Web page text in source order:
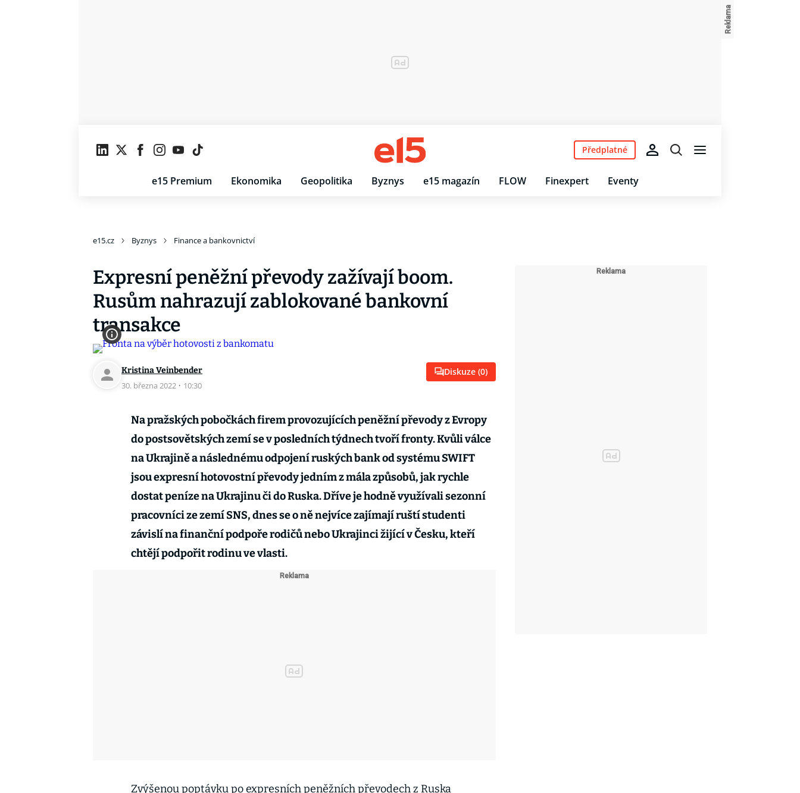
e15 Premium Ekonomika Geopolitika Byznys e15 magazín FLOW Finexpert Eventy
Předplatné
e15.cz Byznys Finance a bankovnictví
Expresní peněžní převody zažívají boom.
Rusům nahrazují zablokované bankovní
transakce
Kristina Veinbender
30. března 2022 · 10:30
Diskuze (0)
Na pražských pobočkách firem provozujících peněžní převody z Evropy
do postsovětských zemí se v posledních týdnech tvoří fronty. Kvůli válce
na Ukrajině a následnému odpojení ruských bank od systému SWIFT
jsou expresní hotovostní převody jedním z mála způsobů, jak rychle
dostat peníze na Ukrajinu či do Ruska. Dříve je hodně využívali sezonní
pracovníci ze zemí SNS, dnes se o ně nejvíce zajímají ruští studenti
závislí na finanční podpoře rodičů nebo Ukrajinci žijící v Česku, kteří
chtějí podpořit rodinu ve vlasti.
Zvýšenou poptávku po expresních peněžních převodech z Ruska